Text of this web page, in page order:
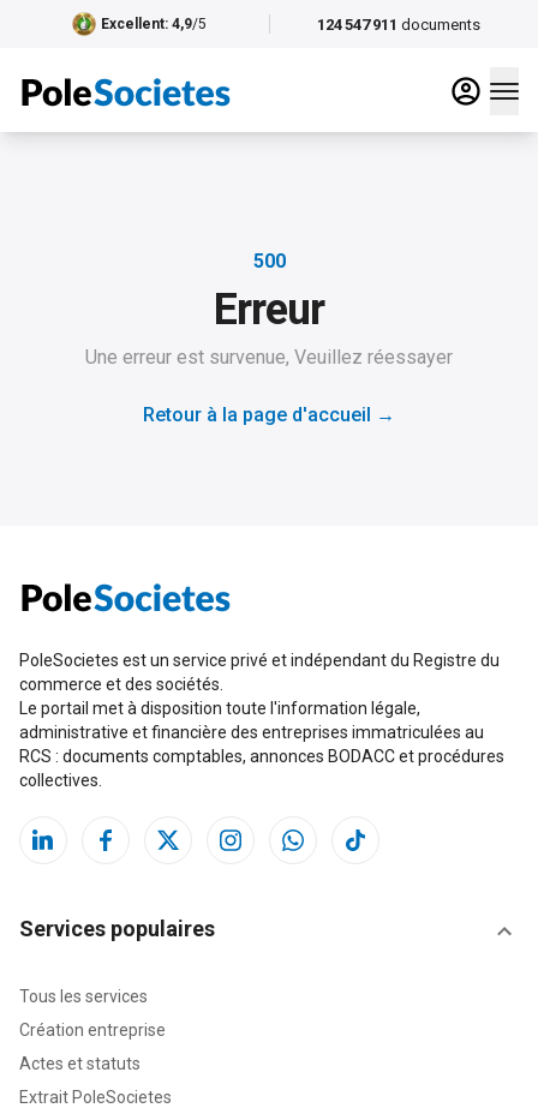
124 547 911 documents
Excellent: 4,9/5
500
Erreur
Une erreur est survenue, Veuillez réessayer
Retour à la page d'accueil →
PoleSocietes est un service privé et indépendant du Registre du
commerce et des sociétés.
Le portail met à disposition toute l'information légale,
administrative et financière des entreprises immatriculées au
RCS : documents comptables, annonces BODACC et procédures
collectives.
Services populaires
Tous les services
Création entreprise
Actes et statuts
Extrait PoleSocietes